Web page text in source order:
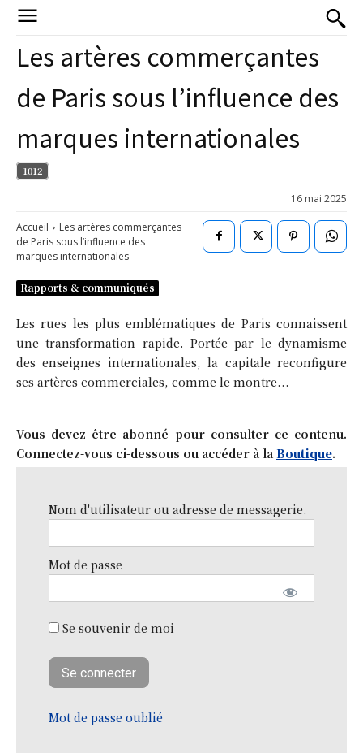
Les artères commerçantes
de Paris sous l’influence des
marques internationales
1012
16 mai 2025
Accueil
Les artères commerçantes
de Paris sous l’influence des
marques internationales
Rapports & communiqués
Les rues les plus emblématiques de Paris connaissent
une transformation rapide. Portée par le dynamisme
des enseignes internationales, la capitale reconfigure
ses artères commerciales, comme le montre...
Vous devez être abonné pour consulter ce contenu.
Connectez-vous ci-dessous ou accéder à la Boutique.
Nom d'utilisateur ou adresse de messagerie.
Mot de passe
Se souvenir de moi
Mot de passe oublié